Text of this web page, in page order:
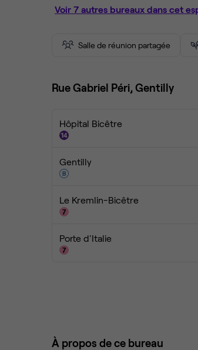
Voir 7 autres bureaux dans cet
Salle de réunion partagée
Rue Gabriel Péri, Gentilly
Hôpital Bicêtre
Gentilly
Le Kremlin-Bicêtre
Porte d'Italie
À propos de ce bureau